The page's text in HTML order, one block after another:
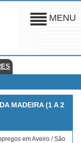
MENU
MADEIRA (1 A 2
em Aveiro / São